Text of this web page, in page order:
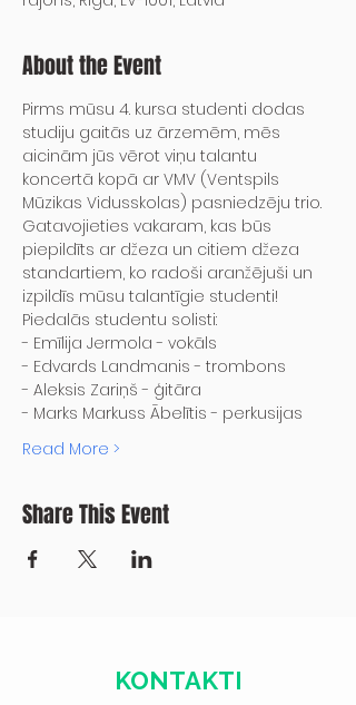
About the Event
Pirms mūsu 4. kursa studenti dodas
studiju gaitās uz ārzemēm, mēs
aicinām jūs vērot viņu talantu
koncertā kopā ar VMV (Ventspils
Mūzikas Vidusskolas) pasniedzēju trio.
Gatavojieties vakaram, kas būs
piepildīts ar džeza un citiem džeza
standartiem, ko radoši aranžējuši un
izpildīs mūsu talantīgie studenti!
Piedalās studentu solisti:
- Emīlija Jermola - vokāls
- Edvards Landmanis - trombons
- Aleksis Zariņš - ģitāra
- Marks Markuss Ābelītis - perkusijas
Read More >
Share This Event
KONTAKTI